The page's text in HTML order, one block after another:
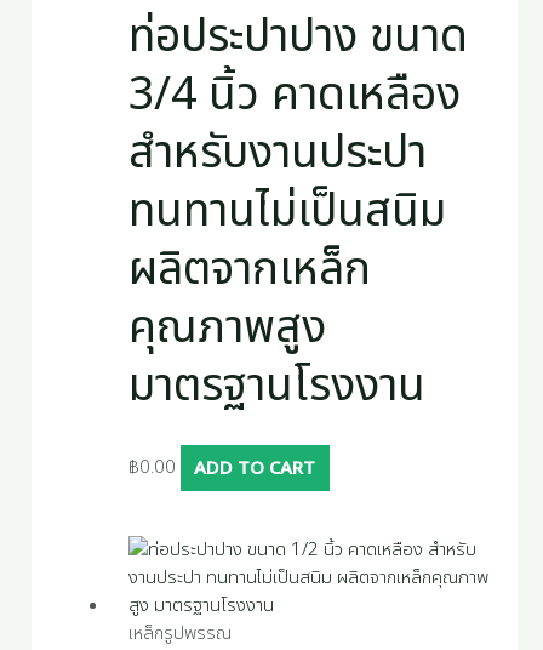
ท่อประปาปาง ขนาด
3/4 นิ้ว คาดเหลือง
สำหรับงานประปา
ทนทานไม่เป็นสนิม
ผลิตจากเหล็ก
คุณภาพสูง
มาตรฐานโรงงาน
฿0.00 ADD TO CART
เหล็กรูปพรรณ